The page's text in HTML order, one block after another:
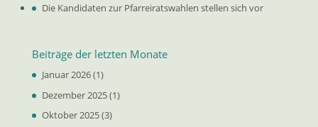
Die Kandidaten zur Pfarreiratswahlen stellen sich vor
Beiträge der letzten Monate
Januar 2026(1)
Dezember 2025(1)
Oktober 2025(3)